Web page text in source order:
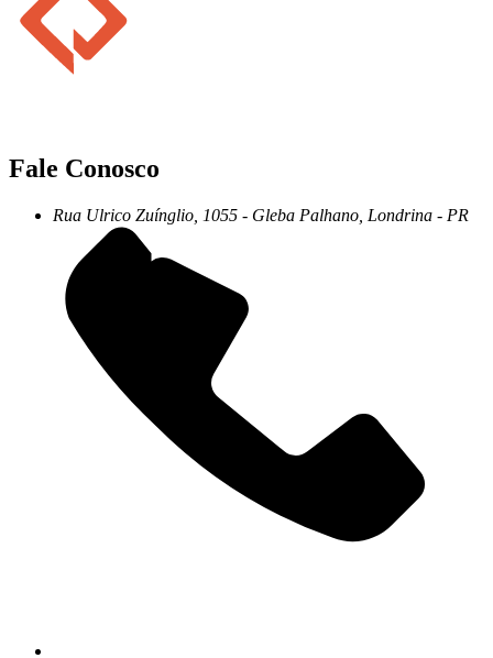
Fale Conosco
Rua Ulrico Zuínglio, 1055 - Gleba Palhano, Londrina - PR